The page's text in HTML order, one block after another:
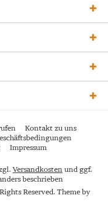
Kontakt zu uns
Impressum
Versandkosten und ggf.
beschrieben
Reserved. Theme by